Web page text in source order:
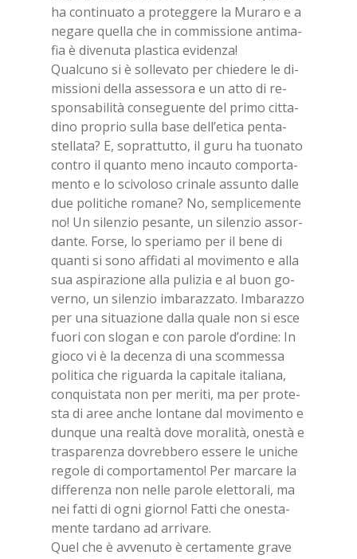
ha con­ti­nua­to a pro­teg­ge­re la Mu­ra­ro e a
ne­ga­re quel­la che in com­mis­sio­ne an­ti­ma­
fia è di­ve­nu­ta pla­sti­ca evi­den­za!
Qual­cu­no si è sol­le­va­to per chie­de­re le di­
mis­sio­ni del­la as­ses­so­ra e un atto di re­
spon­sa­bi­li­tà con­se­guen­te del pri­mo cit­ta­
di­no pro­prio sul­la base del­l’e­ti­ca pen­ta­
stel­la­ta? E, so­prat­tut­to, il guru ha tuo­na­to
con­tro il quan­to meno in­cau­to com­por­ta­
men­to e lo sci­vo­lo­so cri­na­le as­sun­to dal­le
due po­li­ti­che ro­ma­ne? No, sem­pli­ce­men­te
no! Un si­len­zio pe­san­te, un si­len­zio as­sor­
dan­te. For­se, lo spe­ria­mo per il bene di
quan­ti si sono af­fi­da­ti al mo­vi­men­to e alla
sua aspi­ra­zio­ne alla pu­li­zia e al buon go­
ver­no, un si­len­zio im­ba­raz­za­to. Im­ba­raz­zo
per una si­tua­zio­ne dal­la qua­le non si esce
fuo­ri con slo­gan e con pa­ro­le d’or­di­ne: In
gio­co vi è la de­cen­za di una scom­mes­sa
po­li­ti­ca che ri­guar­da la ca­pi­ta­le ita­lia­na,
con­qui­sta­ta non per me­ri­ti, ma per pro­te­
sta di aree an­che lon­ta­ne dal mo­vi­men­to e
dun­que una real­tà dove mo­ra­li­tà, one­stà e
tra­spa­ren­za do­vreb­be­ro es­se­re le uni­che
re­go­le di com­por­ta­men­to! Per mar­ca­re la
dif­fe­ren­za non nel­le pa­ro­le elet­to­ra­li, ma
nei fat­ti di ogni gior­no! Fat­ti che one­sta­
men­te tar­da­no ad ar­ri­va­re.
Quel che è av­ve­nu­to è cer­ta­men­te gra­ve